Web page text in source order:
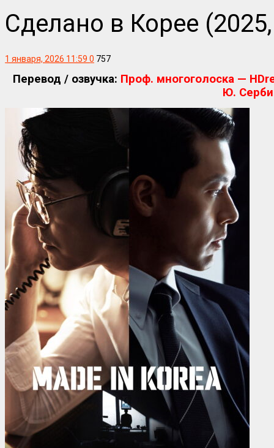
Сделано в Корее
1 января, 2026 11:59 0 757
Перевод / озвучка: Проф. многоголоска —
Ю.